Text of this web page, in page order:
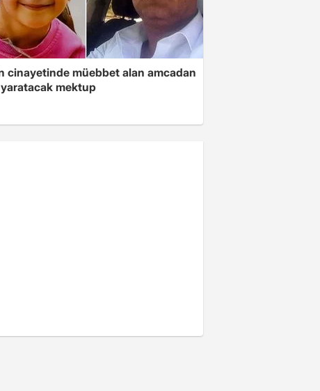
cinayetinde müebbet alan amcadan
mektup